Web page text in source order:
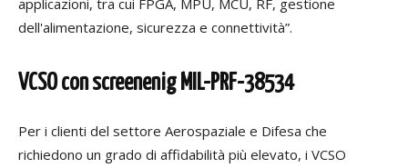
applicazioni, tra cui FPGA, MPU, MCU, RF, gestione
dell'alimentazione, sicurezza e connettività”.
VCSO con screenenig MIL-PRF-38534
Per i clienti del settore Aerospaziale e Difesa che
richiedono un grado di affidabilità più elevato, i VCSO